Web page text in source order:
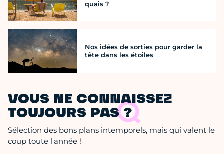
quais ?
Nos idées de sorties pour garder la
tête dans les étoiles
VOUS NE CONNAISSEZ
TOUJOURS PAS ?
Sélection des bons plans intemporels, mais qui valent le
coup toute l'année !